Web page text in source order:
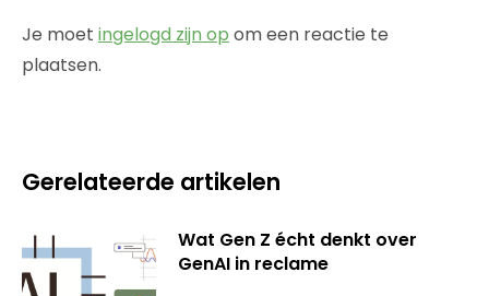
Je moet ingelogd zijn op om een reactie te
plaatsen.
Gerelateerde artikelen
Wat Gen Z écht denkt over
GenAI in reclame